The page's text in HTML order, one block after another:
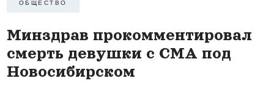
ОБЩЕСТВО
Минздрав прокомментировал
смерть девушки с СМА под
Новосибирском